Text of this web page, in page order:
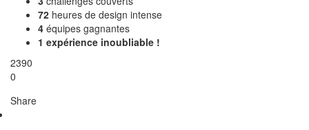
72 heures de design intense
4 équipes gagnantes
1 expérience inoubliable !
2390
0
Share